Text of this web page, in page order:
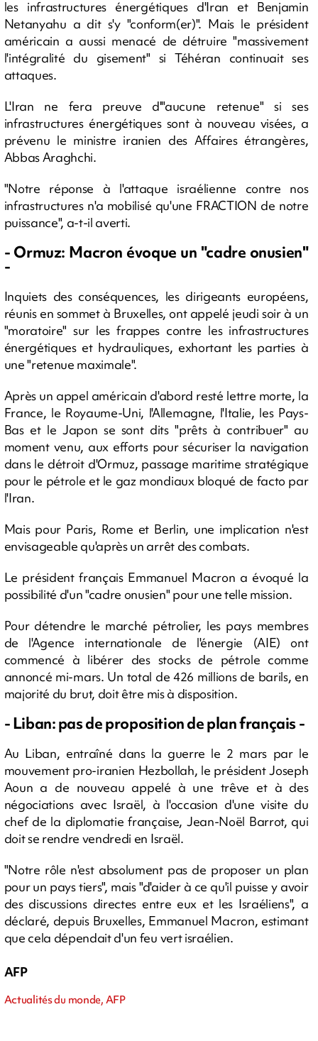
les infrastructures énergétiques d'Iran et Benjamin
Netanyahu a dit s'y "conform(er)". Mais le président
américain a aussi menacé de détruire "massivement
l'intégralité du gisement" si Téhéran continuait ses
attaques.
L'Iran ne fera preuve d'"aucune retenue" si ses
infrastructures énergétiques sont à nouveau visées, a
prévenu le ministre iranien des Affaires étrangères,
Abbas Araghchi.
"Notre réponse à l'attaque israélienne contre nos
infrastructures n'a mobilisé qu'une FRACTION de notre
puissance", a-t-il averti.
- Ormuz: Macron évoque un "cadre onusien"
-
Inquiets des conséquences, les dirigeants européens,
réunis en sommet à Bruxelles, ont appelé jeudi soir à un
"moratoire" sur les frappes contre les infrastructures
énergétiques et hydrauliques, exhortant les parties à
une "retenue maximale".
Après un appel américain d'abord resté lettre morte, la
France, le Royaume-Uni, l'Allemagne, l'Italie, les Pays-
Bas et le Japon se sont dits "prêts à contribuer" au
moment venu, aux efforts pour sécuriser la navigation
dans le détroit d'Ormuz, passage maritime stratégique
pour le pétrole et le gaz mondiaux bloqué de facto par
l'Iran.
Mais pour Paris, Rome et Berlin, une implication n'est
envisageable qu'après un arrêt des combats.
Le président français Emmanuel Macron a évoqué la
possibilité d'un "cadre onusien" pour une telle mission.
Pour détendre le marché pétrolier, les pays membres
de l'Agence internationale de l'énergie (AIE) ont
commencé à libérer des stocks de pétrole comme
annoncé mi-mars. Un total de 426 millions de barils, en
majorité du brut, doit être mis à disposition.
- Liban: pas de proposition de plan français -
Au Liban, entraîné dans la guerre le 2 mars par le
mouvement pro-iranien Hezbollah, le président Joseph
Aoun a de nouveau appelé à une trêve et à des
négociations avec Israël, à l'occasion d'une visite du
chef de la diplomatie française, Jean-Noël Barrot, qui
doit se rendre vendredi en Israël.
"Notre rôle n'est absolument pas de proposer un plan
pour un pays tiers", mais "d'aider à ce qu'il puisse y avoir
des discussions directes entre eux et les Israéliens", a
déclaré, depuis Bruxelles, Emmanuel Macron, estimant
que cela dépendait d'un feu vert israélien.
AFP
Actualités du monde, AFP